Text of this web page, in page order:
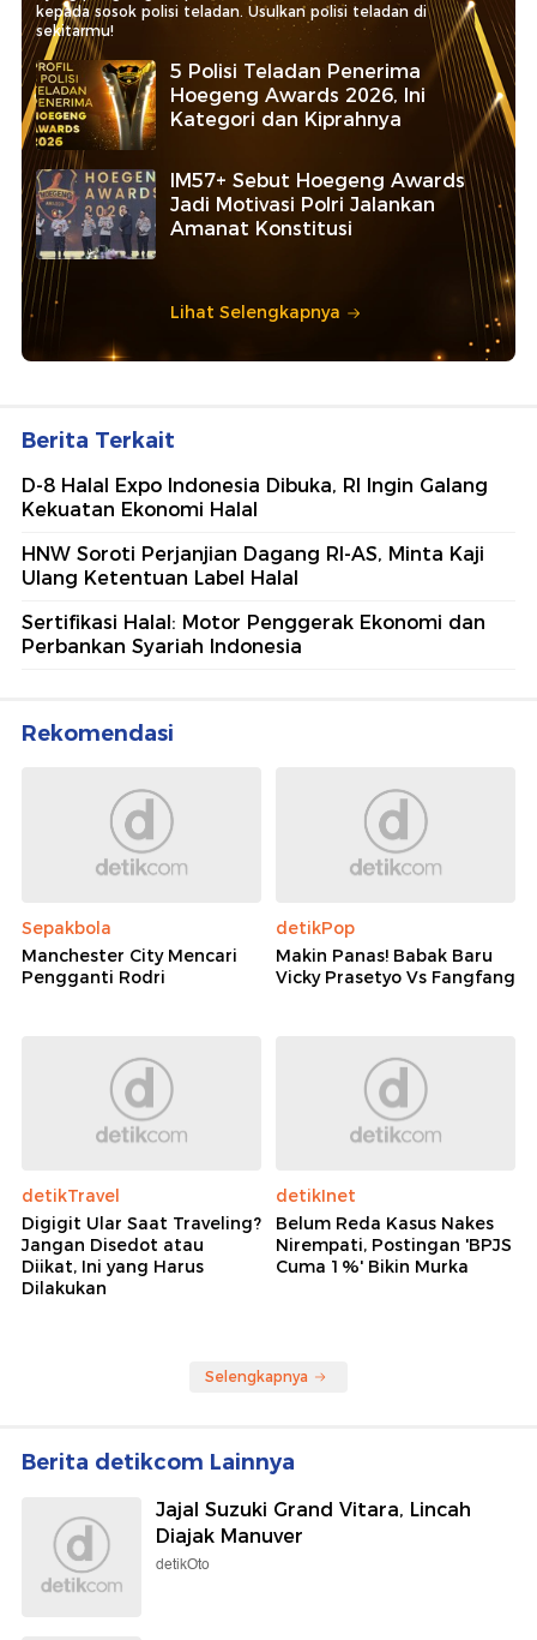
kepada sosok polisi teladan. Usulkan polisi teladan di
sekitarmu!
5 Polisi Teladan Penerima
Hoegeng Awards 2026, Ini
Kategori dan Kiprahnya
IM57+ Sebut Hoegeng Awards
Jadi Motivasi Polri Jalankan
Amanat Konstitusi
Lihat Selengkapnya
Berita Terkait
D-8 Halal Expo Indonesia Dibuka, RI Ingin Galang
Kekuatan Ekonomi Halal
HNW Soroti Perjanjian Dagang RI-AS, Minta Kaji
Ulang Ketentuan Label Halal
Sertifikasi Halal: Motor Penggerak Ekonomi dan
Perbankan Syariah Indonesia
Rekomendasi
Sepakbola
Manchester City Mencari
Pengganti Rodri
detikPop
Makin Panas! Babak Baru
Vicky Prasetyo Vs Fangfang
detikTravel
Digigit Ular Saat Traveling?
Jangan Disedot atau
Diikat, Ini yang Harus
Dilakukan
detikInet
Belum Reda Kasus Nakes
Nirempati, Postingan 'BPJS
Cuma 1%' Bikin Murka
Selengkapnya
Berita detikcom Lainnya
Jajal Suzuki Grand Vitara, Lincah
Diajak Manuver
detikOto